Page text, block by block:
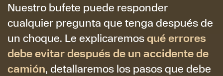
Nuestro bufete puede responder
cualquier pregunta que tenga después de
un choque. Le explicaremosqué errores
debe evitar después de un accidente de
camión, detallaremos los pasos que debe